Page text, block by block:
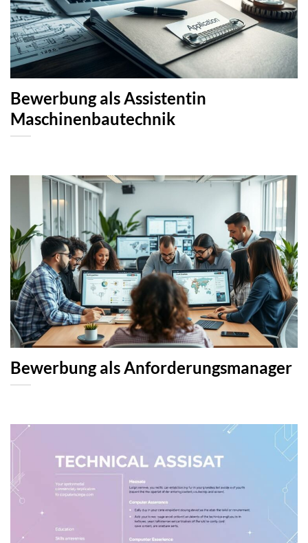
Bewerbung als Assistentin
Maschinenbautechnik
Bewerbung als Anforderungsmanager